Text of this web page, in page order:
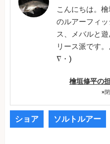
こんにちは。
のルアーフィ
ス、メバルと
リース派です
∇・)
檜垣修平の
×
ショア ソルトルアー